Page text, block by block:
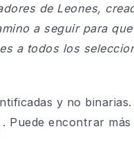
de Leones,
a seguir para
a todos los
y no
. Puede encontrar